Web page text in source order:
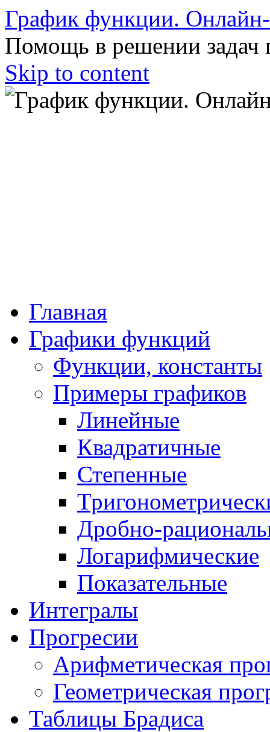
График функции.
Помощь в решении задач
Skip to content
Главная
Графики функций
Функции, константы
Примеры графиков
Линейные
Квадратичные
Степенные
Дробно-
Логарифмические
Показательные
Интегралы
Прогресии
Арифметическая
Геометрическая
Таблицы Брадиса